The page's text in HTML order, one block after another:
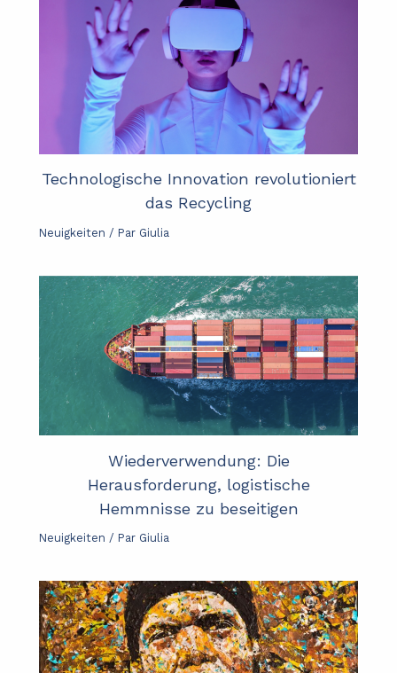
Technologische Innovation revolutioniert
das Recycling
Neuigkeiten / Par Giulia
Wiederverwendung: Die
Herausforderung, logistische
Hemmnisse zu beseitigen
Neuigkeiten / Par Giulia